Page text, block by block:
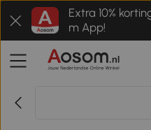
Extra 10%
m App!